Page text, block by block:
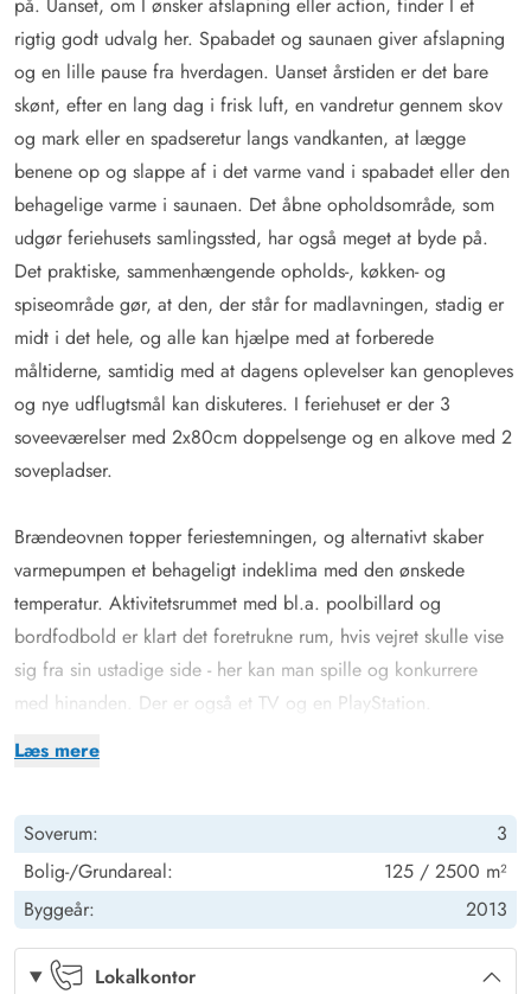
Læs mere
rigtig godt udvalg her. Spabadet og saunaen giver afslapning
og en lille pause fra hverdagen. Uanset årstiden er det bare
skønt, efter en lang dag i frisk luft, en vandretur gennem skov
og mark eller en spadseretur langs vandkanten, at lægge
benene op og slappe af i det varme vand i spabadet eller den
behagelige varme i saunaen. Det åbne opholdsområde, som
udgør feriehusets samlingssted, har også meget at byde på.
Det praktiske, sammenhængende opholds-, køkken- og
spiseområde gør, at den, der står for madlavningen, stadig er
midt i det hele, og alle kan hjælpe med at forberede
måltiderne, samtidig med at dagens oplevelser kan genopleves
og nye udflugtsmål kan diskuteres. I feriehuset er der 3
soveeværelser med 2x80cm doppelsenge og en alkove med 2
sovepladser.
Brændeovnen topper feriestemningen, og alternativt skaber
varmepumpen et behageligt indeklima med den ønskede
temperatur. Aktivitetsrummet med bl.a. poolbillard og
bordfodbold er klart det foretrukne rum, hvis vejret skulle vise
sig fra sin ustadige side - her kan man spille og konkurrere
med hinanden. Der er også et TV og en PlayStation.
Delvist overdækkede terrasser med fantastisk udsigt
eller til at afslutte dagen med et lækkert grillmåltid. Især når
den omkringliggende hede blomstrer, har I en smuk udsigt,
akkompagneret af fuglesang og duften af skov. For jeres børn
er der egen legeplads på den 2.500 m2 store grund. Klatring,
rutsjebane, gynger og sandkasse - mens I tilbereder maden
Soverum:
3
Bolig-/Grundareal:
125 / 2500 m²
Byggeår:
2013
Lokalkontor